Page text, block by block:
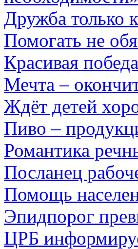
Дружба только
Помогать не
Красивая
Мечта –
Ждёт детей
Пиво –
Романтика
Посланец
Помощь
Эпидпорог
ЦРБ